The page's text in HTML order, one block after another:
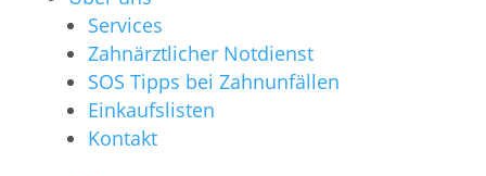
Services
Zahnärztlicher Notdienst
SOS Tipps bei Zahnunfällen
Einkaufslisten
Kontakt